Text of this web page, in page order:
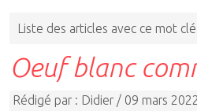
Liste des articles avec ce mot
Oeuf blanc
Rédigé par : Didier / 09 mars